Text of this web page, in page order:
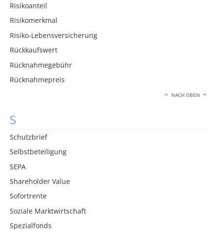
Risikoanteil
Risikomerkmal
Risiko-Lebensversicherung
Rückkaufswert
Rücknahmegebühr
Rücknahmepreis
NACH OBEN
S
Schutzbrief
Selbstbeteiligung
SEPA
Shareholder Value
Sofortrente
Soziale Marktwirtschaft
Spezialfonds